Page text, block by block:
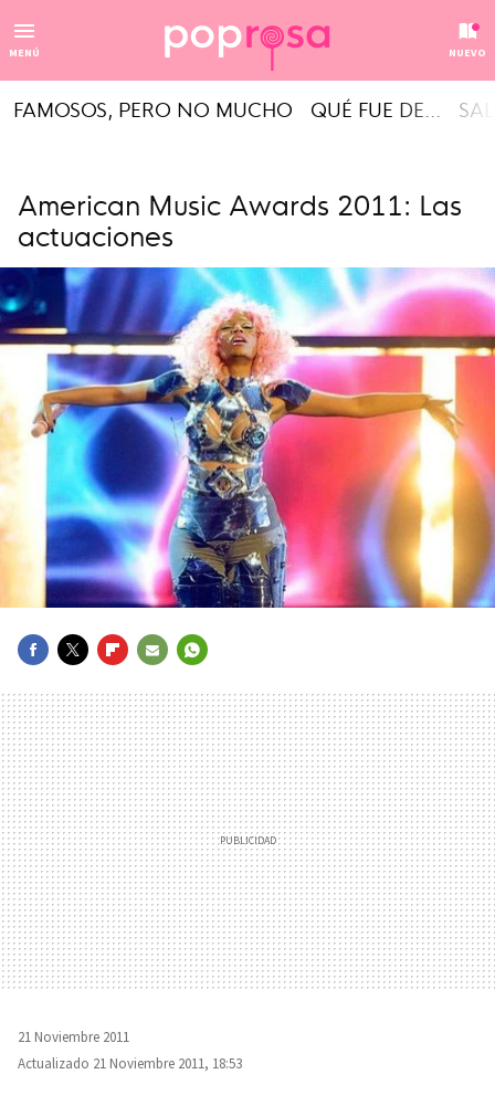
MENÚ NUEVO
FAMOSOS, PERO NO MUCHO QUÉ FUE DE...
American Music Awards 2011: Las
actuaciones
MAIL
21 Noviembre 2011
Actualizado 21 Noviembre 2011, 18:53